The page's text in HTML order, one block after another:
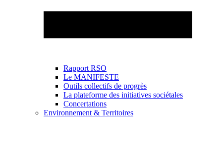
Rapport RSO
Le MANIFESTE
Outils collectifs de progrès
La plateforme des initiatives sociétales
Concertations
Environnement & Territoires